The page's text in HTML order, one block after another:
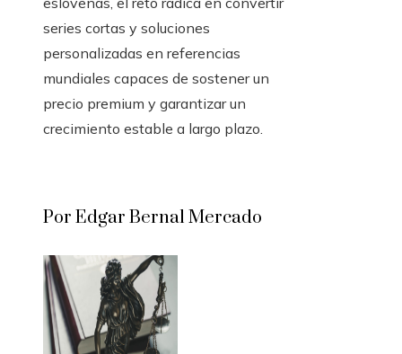
series cortas y soluciones
personalizadas en referencias
mundiales capaces de sostener un
precio premium y garantizar un
crecimiento estable a largo plazo.
Por Edgar Bernal Mercado